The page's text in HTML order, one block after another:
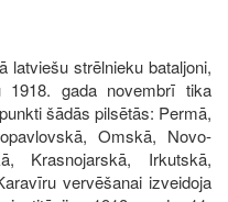
latviešu strēlnieku bataljoni,
1918. gada novembrī tika
šādās pilsētās: Permā,
Omskā, Novo-
Krasnojarskā, Irkutskā,
vervēšanai izveidoja